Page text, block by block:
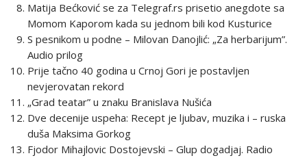
Matija Bećković se za Telegraf.rs prisetio anegdote sa
Momom Kaporom kada su jednom bili kod Kusturice
S pesnikom u podne – Milovan Danojlić: „Za herbarijum”.
Audio prilog
Prije tačno 40 godina u Crnoj Gori je postavljen
nevjerovatan rekord
„Grad teatar” u znaku Branislava Nušića
Dve decenije uspeha: Recept je ljubav, muzika i – ruska
duša Maksima Gorkog
Fjodor Mihajlovic Dostojevski – Glup dogadjaj. Radio